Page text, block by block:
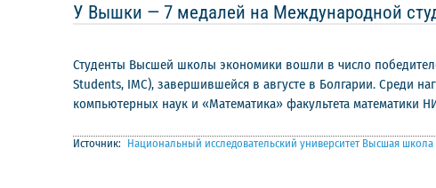
У Вышки — 7 медалей на Международной
Студенты Высшей школы экономики вошли в число
Students, IMC), завершившейся в августе в Болгарии. Среди
компьютерных наук и «Математика» факультета математики
Источник: Национальный исследовательский университет Высшая